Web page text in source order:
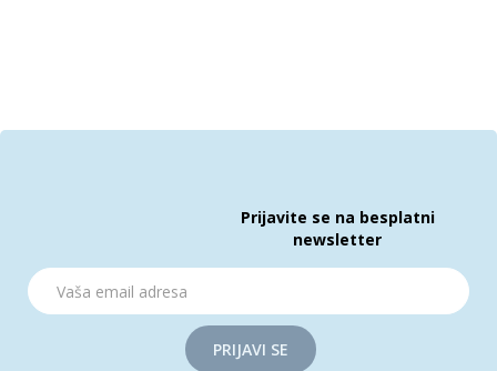
Prijavite se na besplatni
newsletter
PRIJAVI SE